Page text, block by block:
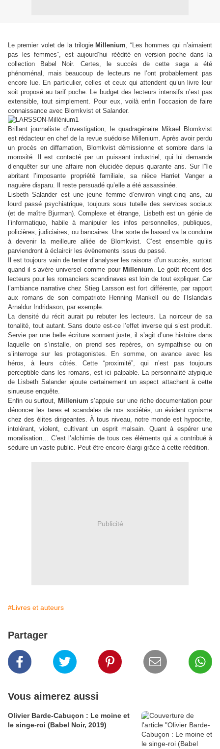
Le premier volet de la trilogie Millenium, “Les hommes qui n’aimaient
pas les femmes”, est aujourd’hui réédité en version poche dans la
collection Babel Noir. Certes, le succès de cette saga a été
phénoménal, mais beaucoup de lecteurs ne l’ont probablement pas
encore lue. En particulier, celles et ceux qui attendent qu’un livre leur
soit proposé au tarif poche. Le budget des lecteurs intensifs n’est pas
extensible, tout simplement. Pour eux, voilà enfin l’occasion de faire
connaissance avec Blomkvist et Salander.
Brillant journaliste d’investigation, le quadragénaire Mikael Blomkvist
est rédacteur en chef de la revue suédoise Millenium. Après avoir perdu
un procès en diffamation, Blomkvist démissionne et sombre dans la
morosité. Il est contacté par un puissant industriel, qui lui demande
d’enquêter sur une affaire non élucidée depuis quarante ans. Sur l’île
abritant l’imposante propriété familiale, sa nièce Harriet Vanger a
naguère disparu. Il reste persuadé qu’elle a été assassinée.
Lisbeth Salander est une jeune femme d’environ vingt-cinq ans, au
lourd passé psychiatrique, toujours sous tutelle des services sociaux
(et de maître Bjurman). Complexe et étrange, Lisbeth est un génie de
l’informatique, habile à manipuler les infos personnelles, publiques,
policières, judiciaires, ou bancaires. Une sorte de hasard va la conduire
à devenir la meilleure alliée de Blomkvist. C’est ensemble qu’ils
parviendront à éclaircir les évènements issus du passé.
Il est toujours vain de tenter d’analyser les raisons d’un succès, surtout
quand il s’avère universel comme pour Millenium. Le goût récent des
lecteurs pour les romanciers scandinaves est loin de tout expliquer. Car
l’ambiance narrative chez Stieg Larsson est fort différente, par rapport
aux romans de son compatriote Henning Mankell ou de l’Islandais
Arnaldur Indridason, par exemple.
La densité du récit aurait pu rebuter les lecteurs. La noirceur de sa
tonalité, tout autant. Sans doute est-ce l’effet inverse qui s’est produit.
Servie par une belle écriture sonnant juste, il s’agit d’une histoire dans
laquelle on s’installe, on prend ses repères, on sympathise ou on
s’interroge sur les protagonistes. En somme, on avance avec les
héros, à leurs côtés. Cette“proximité”, qui n’est pas toujours
perceptible dans les romans, est ici palpable. La personnalité atypique
de Lisbeth Salander ajoute certainement un aspect attachant à cette
sinueuse enquête.
Enfin ou surtout, Millenium s’appuie sur une riche documentation pour
dénoncer les tares et scandales de nos sociétés, un évident cynisme
chez des élites dirigeantes. À tous niveau, notre monde est hypocrite,
intolérant, violent, cultivant un esprit malsain. Quant à espérer une
moralisation… C’est l’alchimie de tous ces éléments qui a contribué à
séduire un vaste public. Peut-être encore élargi grâce à cette réédition.
Publicité
#Livres et auteurs
Partager
Vous aimerez aussi
Olivier Barde-Cabuçon : Le moine et
le singe-roi (Babel Noir, 2019)